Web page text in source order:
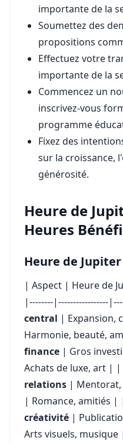
importante de la
Soumettez des
propositions
Effectuez votre
importante de la
Commencez un
inscrivez-vous
programme
Fixez des
sur la croissance,
générosité.
Heure de
Heures
Heure de
| Aspect | Heure de
|--------|-----------------
central | Expansion,
Harmonie, beauté,
finance | Gros
Achats de luxe, art | |
relations | Mentorat,
| Romance, amitiés | |
créativité |
Arts visuels, musique